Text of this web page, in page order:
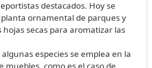
destacados. Hoy se
ornamental de parques y
hojas secas para aromatizar las
especies se emplea en la
muebles, como es el caso de